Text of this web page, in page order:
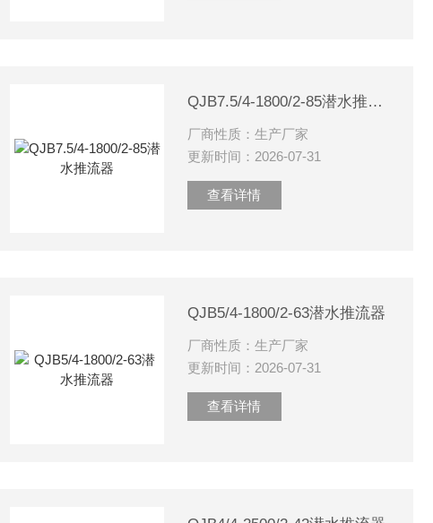
QJB7.5/4-1800/2-85潜水推流器
厂商性质：生产厂家
更新时间：2026-07-31
查看详情
QJB5/4-1800/2-63潜水推流器
厂商性质：生产厂家
更新时间：2026-07-31
查看详情